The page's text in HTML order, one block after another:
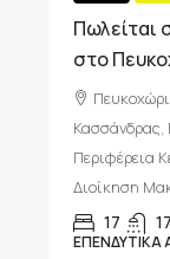
Πωλείται
στο
Κασσάνδρας,
Περιφέρεια
Διοίκηση
17 17
ΕΠΕΝΔΥΤΙΚΆ